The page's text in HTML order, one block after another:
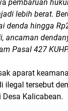
pembaruan
lebih berat.
denda hingga
ancaman
Pasal 427
aparat
ilegal tersebut
Kalicabean.